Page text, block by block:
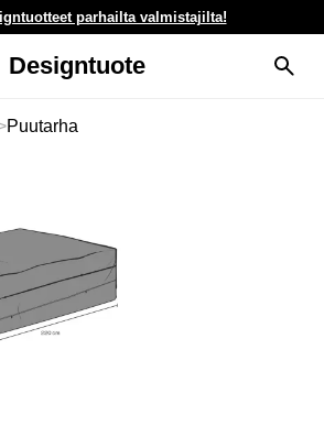
parhailta valmistajilta!
Designtuote
Puutarha